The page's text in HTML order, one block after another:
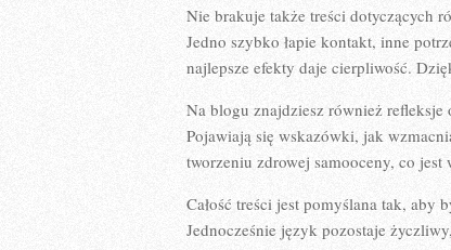
Nie brakuje także treści dotyczących
Jedno szybko łapie kontakt, inne
najlepsze efekty daje cierpliwość.
Na blogu znajdziesz również refleksje
Pojawiają się wskazówki, jak
tworzeniu zdrowej samooceny, co
Całość treści jest pomyślana tak, aby
Jednocześnie język pozostaje